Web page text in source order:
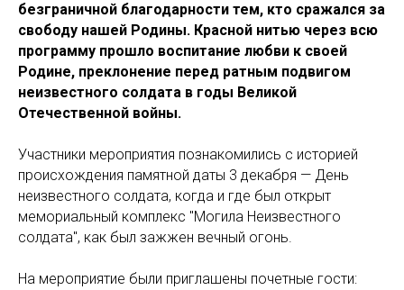
безграничной благодарности тем, кто сражался за
свободу нашей Родины. Красной нитью через всю
программу прошло воспитание любви к своей
Родине, преклонение перед ратным подвигом
неизвестного солдата в годы Великой
Отечественной войны.
Участники мероприятия познакомились с историей
происхождения памятной даты 3 декабря — День
неизвестного солдата, когда и где был открыт
мемориальный комплекс "Могила Неизвестного
солдата", как был зажжен вечный огонь.
На мероприятие были приглашены почетные гости: